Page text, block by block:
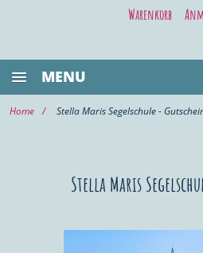
Warenkorb
MENU
BESTSELLER
KIEL LIFE
Home Stella Maris Segelschule -
Stella Maris